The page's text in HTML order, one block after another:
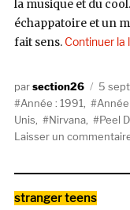
la musique et du
échappatoire et un
fait sens. Continuer la
Auteursection26
Publié
le
5
Année : 1991
Unis
Nirvana Peel
Laisser un
Catégories
stranger teens